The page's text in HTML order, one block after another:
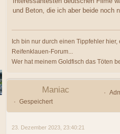
und Beton, die ich aber beide noch
Ich bin nur durch einen Tippfehler
Reifenklauen-Forum...
Wer hat meinem Goldfisch das Töten
Maniac
Gespeichert
23. Dezember 2023, 23:40:21